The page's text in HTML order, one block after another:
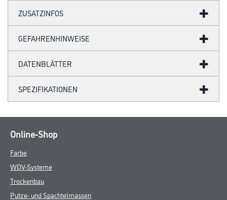
ZUSATZINFOS
GEFAHRENHINWEISE
DATENBLÄTTER
SPEZIFIKATIONEN
Online-Shop
Farbe
WDV-Systeme
Trockenbau
Putze- und Spachtelmassen